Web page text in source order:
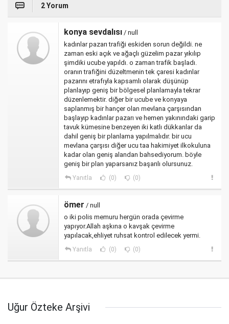
2 Yorum
konya sevdalısı / null
kadınlar pazarı trafiği eskiden sorun değildi. ne
zaman eski açık ve ağaçlı güzelim pazar yıkılıp
şimdiki ucube yapıldı. o zaman trafik başladı.
oranın trafiğini düzeltmenin tek çaresi kadınlar
pazarını etrafıyla kapsamlı olarak düşünüp
planlayıp geniş bir bölgesel planlamayla tekrar
düzenlemektir. diğer bir ucube ve konyaya
saplanmış bir hançer olan mevlana çarşısından
başlayıp kadınlar pazarı ve hemen yakınındaki garip
tavuk kümesine benzeyen iki katlı dükkanlar da
dahil geniş bir planlama yapılmalıdır. bir ucu
mevlana çarşısı diğer ucu taa hakimiyet ilkokuluna
kadar olan geniş alandan bahsediyorum. böyle
geniş bir plan yaparsanız başarılı olursunuz.
Yanıtla (0) (0)
ömer / null
o iki polis memuru hergün orada çevirme
yapıyor.Allah aşkına o kavşak çevirme
yapılacak,ehliyet ruhsat kontrol edilecek yermi.
Yanıtla (0) (0)
Uğur Özteke Arşivi